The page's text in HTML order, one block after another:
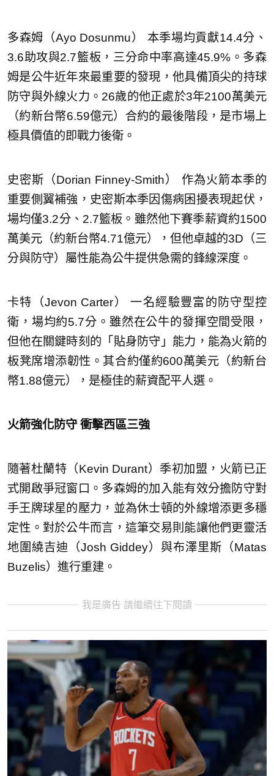
多森姆（Ayo Dosunmu） 本季場均貢獻14.4分、
3.6助攻與2.7籃板，三分命中率高達45.9%。多森
姆是公牛近年來最重要的發現，他具備頂尖的持球
防守與外線火力。26歲的他正處於3年2100萬美元
（約新台幣6.59億元）合約的最後階段，是市場上
極具價值的即戰力後衛。
史密斯（Dorian Finney-Smith） 作為火箭本季的
重要側翼補強，史密斯本季因傷病困擾表現起伏，
場均僅3.2分、2.7籃板。雖然他下賽季薪資約1500
萬美元（約新台幣4.71億元），但他卓越的3D（三
分與防守）屬性能為公牛提供急需的鋒線深度。
卡特（Jevon Carter） 一名經驗豐富的防守型控
衛，場均約5.7分。雖然在公牛的發揮空間受限，
但他在關鍵時刻的「貼身防守」能力，能為火箭的
板凳席增添韌性。其合約僅約600萬美元（約新台
幣1.88億元），是極佳的薪資配平人選。
火箭強化防守 衝擊西區三強
隨著杜蘭特（Kevin Durant）季初加盟，火箭已正
式開啟爭冠窗口。多森姆的加入能有效分擔防守對
手王牌球星的壓力，並為休士頓的外線增添更多穩
定性。對於公牛而言，這筆交易則能讓他們更靈活
地圍繞吉迪（Josh Giddey）與布澤里斯（Matas
Buzelis）進行重建。
我是廣告 請繼續往下閱讀